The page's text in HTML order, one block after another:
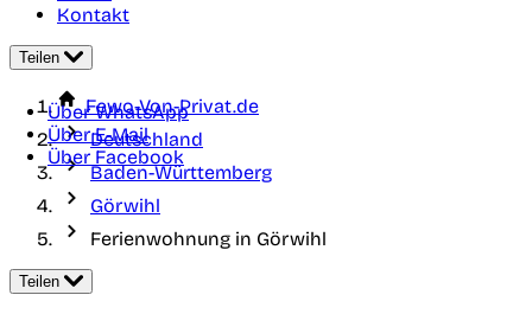
Kontakt
Teilen
Über WhatsApp
Über E-Mail
Über Facebook
Fewo-Von-Privat.de
Deutschland
Baden-Württemberg
Görwihl
Ferienwohnung in Görwihl
Teilen